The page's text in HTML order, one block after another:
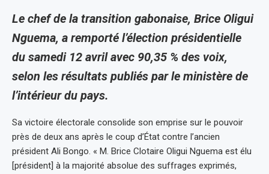
Le chef de la transition gabonaise, Brice Oligui
Nguema, a remporté l’élection présidentielle
du samedi 12 avril avec 90,35 % des voix,
selon les résultats publiés par le ministère de
l’intérieur du pays.
Sa victoire électorale consolide son emprise sur le pouvoir
près de deux ans après le coup d’État contre l’ancien
président Ali Bongo. « M. Brice Clotaire Oligui Nguema est élu
[président] à la majorité absolue des suffrages exprimés,